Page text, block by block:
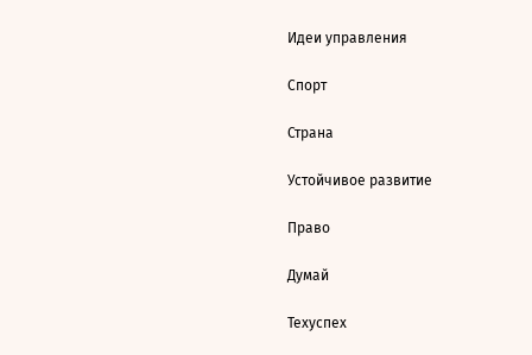
Идеи управления
Спорт
Страна
Устойчивое развитие
Право
Думай
Техуспех